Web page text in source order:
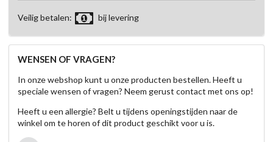
Veilig betalen: bij levering
WENSEN OF VRAGEN?
In onze webshop kunt u onze producten bestellen. Heeft u
speciale wensen of vragen? Neem gerust contact met ons op!
Heeft u een allergie? Belt u tijdens openingstijden naar de
winkel om te horen of dit product geschikt voor u is.